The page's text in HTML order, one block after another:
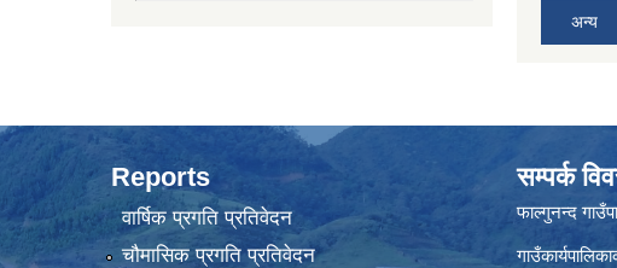
अन्य
Reports
वार्षिक प्रगति प्रतिवेदन
चौमासिक प्रगति प्रतिवेदन
सम्पर्क
फाल्गुनन्द